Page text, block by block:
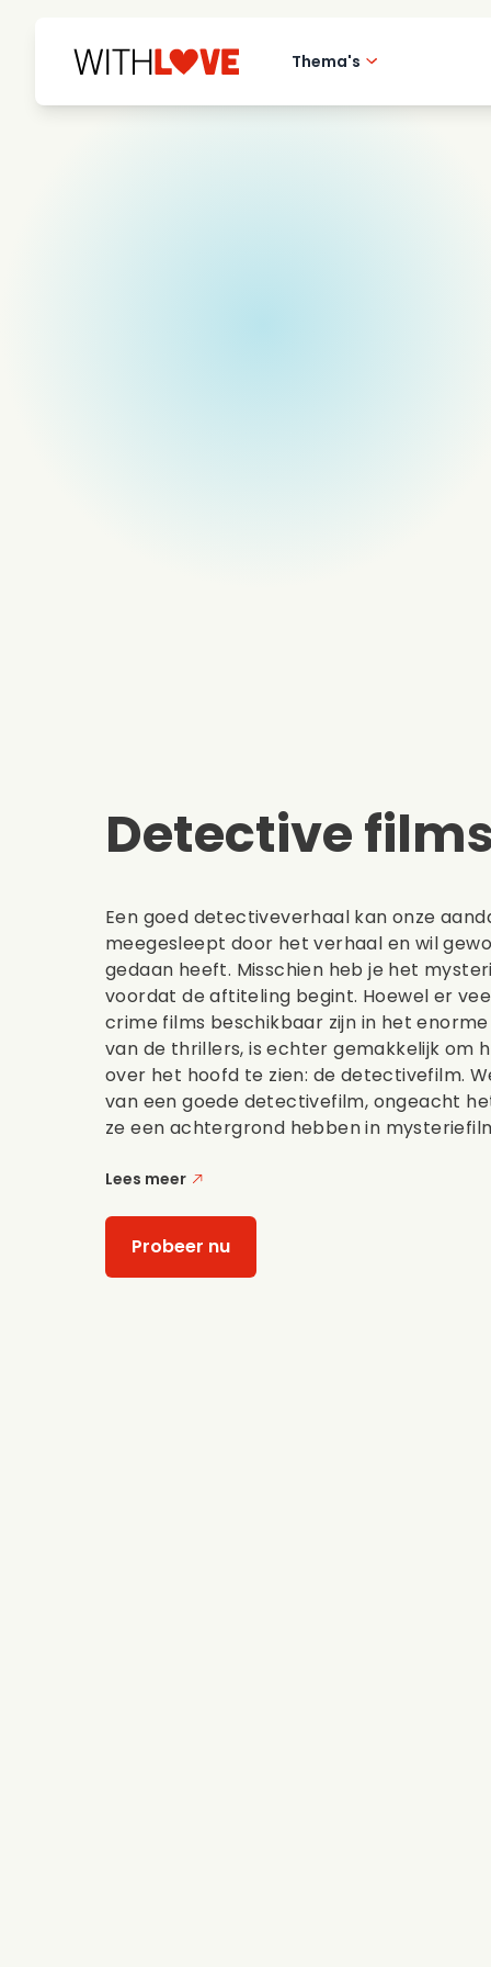
Thema's
Detective
Een goed detectiveverhaal kan onze
meegesleept door het verhaal en wil
gedaan heeft. Misschien heb je het
voordat de aftiteling begint. Hoewel er
crime films beschikbaar zijn in het
van de thrillers, is echter gemakkelijk om
over het hoofd te zien: de detectivefilm.
van een goede detectivefilm, ongeacht
ze een achtergrond hebben in
Lees meer
Probeer nu